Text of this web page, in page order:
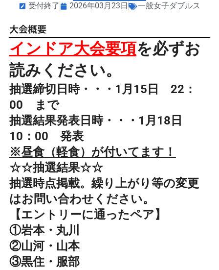
受付終了 2026年03月23日 一般女子ダブルス
大会概要
インドア大会要項を必ずお
読みください。
抽選締切日時・・・1月15日 22：
00 まで
抽選結果発表日時・・・1月18日
10：00 発表
※昼食（軽食）が付いてます！
☆☆抽選結果☆☆
抽選時点掲載。繰り上がり等の変更
はお問い合わせください。
【エントリーに通ったペア】
①岩本・丸川
②山河・山本
③黒住・服部